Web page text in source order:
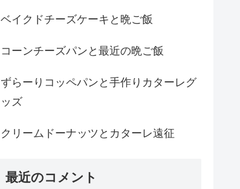
ベイクドチーズケーキと晩ご飯
コーンチーズパンと最近の晩ご飯
ずらーりコッペパンと手作りカターレグ
ッズ
クリームドーナッツとカターレ遠征
最近のコメント